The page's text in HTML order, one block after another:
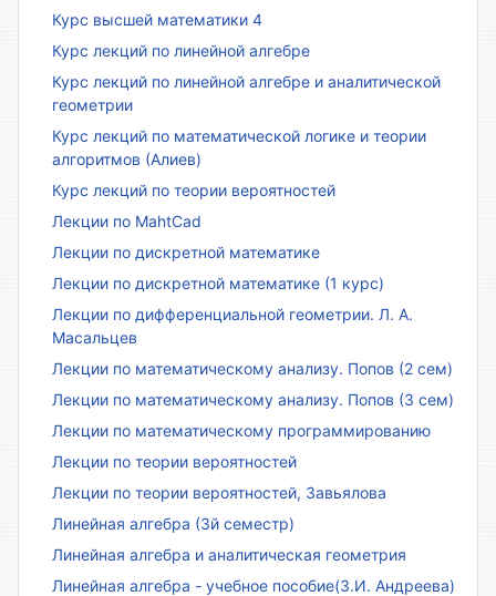
Курс высшей математики 4
Курс лекций по линейной алгебре
Курс лекций по линейной алгебре и аналитической
геометрии
Курс лекций по математической логике и теории
алгоритмов (Алиев)
Курс лекций по теории вероятностей
Лекции по MahtCad
Лекции по дискретной математике
Лекции по дискретной математике (1 курс)
Лекции по дифференциальной геометрии. Л. А.
Масальцев
Лекции по математическому анализу. Попов (2 сем)
Лекции по математическому анализу. Попов (3 сем)
Лекции по математическому программированию
Лекции по теории вероятностей
Лекции по теории вероятностей, Завьялова
Линейная алгебра (3й семестр)
Линейная алгебра и аналитическая геометрия
Линейная алгебра - учебное пособие(З.И. Андреева)